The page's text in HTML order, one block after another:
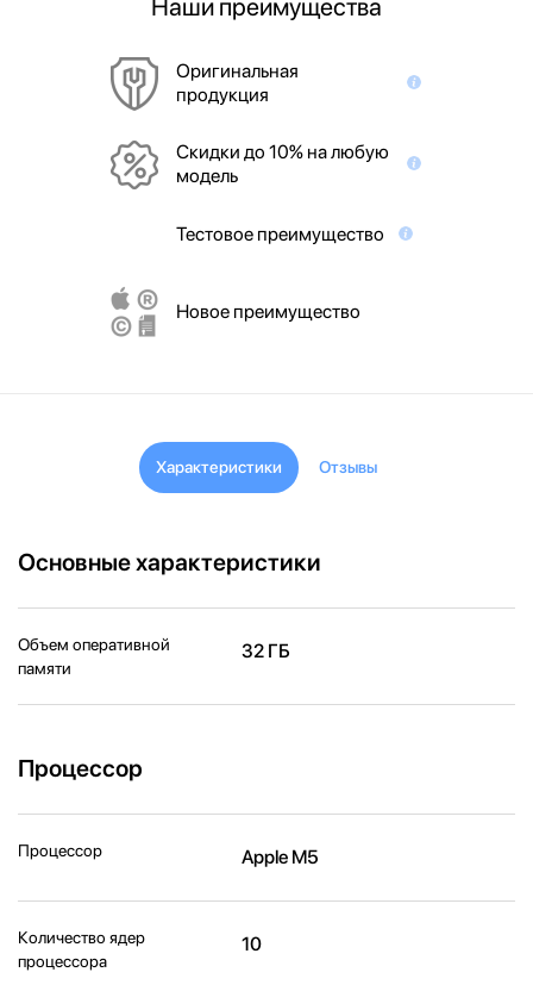
Наши преимущества
Оригинальная
продукция
Скидки до 10% на любую
модель
Тестовое преимущество
Новое преимущество
Характеристики Отзывы
Основные характеристики
Объем оперативной
памяти
32 ГБ
Процессор
Процессор Apple M5
Количество ядер
процессора
10